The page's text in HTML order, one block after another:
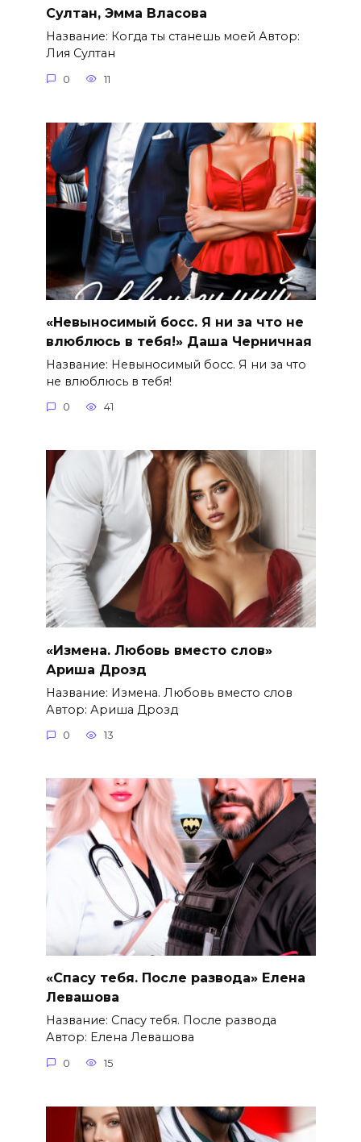
Султан, Эмма Власова
Название: Когда ты станешь моей Автор:
Лия Султан
0 11
«Невыносимый босс. Я ни за что не
влюблюсь в тебя!» Даша Черничная
Название: Невыносимый босс. Я ни за что
не влюблюсь в тебя!
0 41
«Измена. Любовь вместо слов»
Ариша Дрозд
Название: Измена. Любовь вместо слов
Автор: Ариша Дрозд
0 13
«Спасу тебя. После развода» Елена
Левашова
Название: Спасу тебя. После развода
Автор: Елена Левашова
0 15